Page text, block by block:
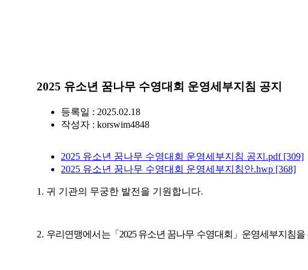
2025 유소년 꿈나무 수영대회 운영세부지침 공지
등록일 : 2025.02.18
작성자 :korswim4848
2025 유소년 꿈나무 수영대회 운영세부지침 공지.pdf [309]
2025 유소년 꿈나무 수영대회 운영세부지침안.hwp [368]
1. 귀 기관의 무궁한 발전을 기원합니다.
2. 우리연맹에서는「 2025유소년 꿈나무 수영대회 」 운영세부지침을